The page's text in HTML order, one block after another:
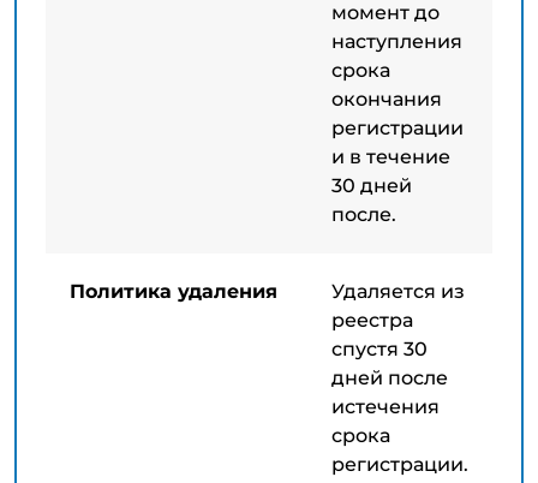
момент до
наступления
срока
окончания
регистрации
и в течение
30 дней
после.
Политика удаления
Удаляется из
реестра
спустя 30
дней после
истечения
срока
регистрации.